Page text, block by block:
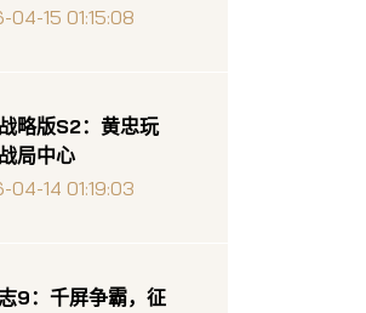
04-15 01:15:08
略版S2：黄忠玩
局中心
04-14 01:19:03
9：千屏争霸，征